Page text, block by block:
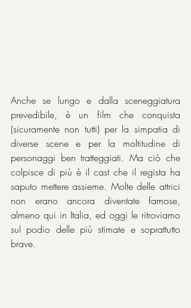
Anche se lungo e dalla sceneggiatura
prevedibile, è un film che conquista
(sicuramente non tutti) per la simpatia di
diverse scene e per la moltitudine di
personaggi ben tratteggiati. Ma ciò che
colpisce di più è il cast che il regista ha
saputo mettere assieme. Molte delle attrici
non erano ancora diventate famose,
almeno qui in Italia, ed oggi le ritroviamo
sul podio delle più stimate e soprattutto
brave.